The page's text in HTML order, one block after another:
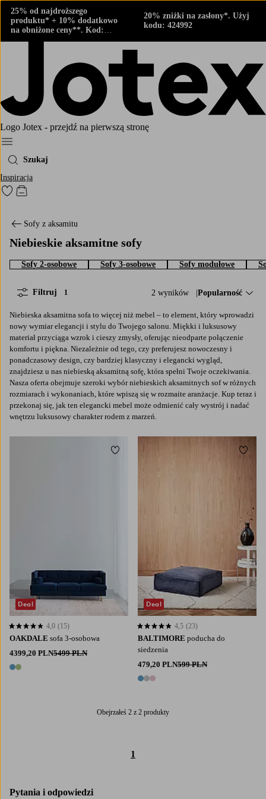
25% od najdroższego
produktu* + 10% dodatkowo
na obniżone ceny**. Kod:
424882
20% zniżki na zasłony*. Użyj
kodu: 424992
Logo Jotex - przejdź na pierwszą stronę
Menu
Szukaj
Inspiracja
Przejdź do ulubionych oznaczonych produktów
Przejdź do koszyka
Sofy z aksamitu
Niebieskie aksamitne sofy
Sofy 2-osobowe Sofy 3-osobowe Sofy modułowe
2 wyników Sortuj według:
Popularność
Filtruj 1
Niebieska aksamitna sofa to więcej niż mebel – to element, który wprowadzi
nowy wymiar elegancji i stylu do Twojego salonu. Miękki i luksusowy
materiał przyciąga wzrok i cieszy zmysły, oferując nieodparte połączenie
komfortu i piękna. Niezależnie od tego, czy preferujesz nowoczesny i
ponadczasowy design, czy bardziej klasyczny i elegancki wygląd,
znajdziesz u nas niebieską aksamitną sofę, która spełni Twoje oczekiwania.
Nasza oferta obejmuje szeroki wybór niebieskich aksamitnych sof w różnych
rozmiarach i wykonaniach, które wpiszą się w rozmaite aranżacje. Kup teraz i
przekonaj się, jak ten elegancki mebel może odmienić cały wystrój i nadać
wnętrzu luksusowy charakter rodem z marzeń.
OAKDALE sofa 3-osobowa
4399,20 PLN5499 PLN
2 kolory
4,0 opierając się na 15 ocenach
4,0 (15)
Deal
Dodaj do ulubionych
BALTIMORE poducha do
siedzenia
479,20 PLN599 PLN
3 kolory
4,5 opierając się na 23 ocenach
4,5 (23)
Deal
Obejrzałeś 2 z 2 produkty
1
Pytania i odpowiedzi